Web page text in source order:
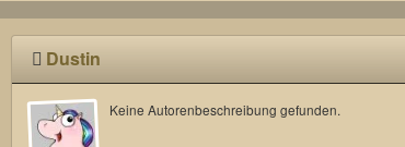
Dustin
Keine Autorenbeschreibung gefunden.